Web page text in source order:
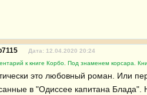
Дата: 12.04.2020 20:24
к книге Корбо. Под знаменем корсара.
это любовный роман. Или
в "Одиссее капитана